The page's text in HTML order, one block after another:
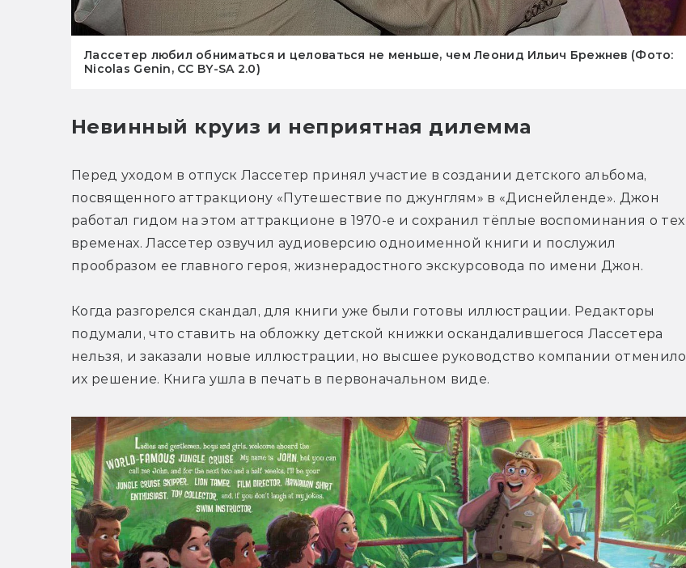
Лассетер любил обниматься и целоваться не меньше, чем Леонид Ильич Брежнев (Фото:
Nicolas Genin, CC BY-SA 2.0)
Невинный круиз и неприятная дилемма
Перед уходом в отпуск Лассетер принял участие в создании детского альбома,
посвященного аттракциону «Путешествие по джунглям» в «Диснейленде». Джон
работал гидом на этом аттракционе в 1970-е и сохранил тёплые воспоминания о тех
временах. Лассетер озвучил аудиоверсию одноименной книги и послужил
прообразом ее главного героя, жизнерадостного экскурсовода по имени Джон.
Когда разгорелся скандал, для книги уже были готовы иллюстрации. Редакторы
подумали, что ставить на обложку детской книжки оскандалившегося Лассетера
нельзя, и заказали новые иллюстрации, но высшее руководство компании отменило
их решение. Книга ушла в печать в первоначальном виде.